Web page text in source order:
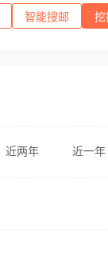
智能搜邮 挖
近两年 近一年